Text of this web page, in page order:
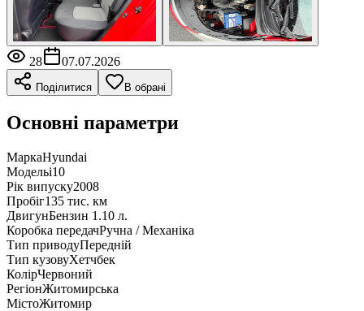
28 07.07.2026
Поділитися В обрані
Основні параметри
МаркаHyundai
Модельi10
Рік випуску2008
Пробіг135 тис. км
ДвигунБензин 1.10 л.
Коробка передачРучна / Механіка
Тип приводуПередній
Тип кузовуХетчбек
КолірЧервоний
РегіонЖитомирська
МістоЖитомир